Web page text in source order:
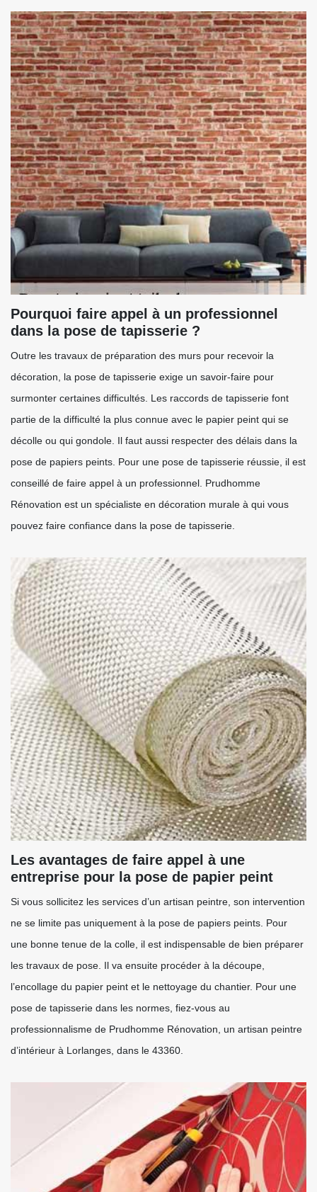
Pourquoi faire appel à un professionnel
dans la pose de tapisserie ?
Outre les travaux de préparation des murs pour recevoir la
décoration, la pose de tapisserie exige un savoir-faire pour
surmonter certaines difficultés. Les raccords de tapisserie font
partie de la difficulté la plus connue avec le papier peint qui se
décolle ou qui gondole. Il faut aussi respecter des délais dans la
pose de papiers peints. Pour une pose de tapisserie réussie, il est
conseillé de faire appel à un professionnel. Prudhomme
Rénovation est un spécialiste en décoration murale à qui vous
pouvez faire confiance dans la pose de tapisserie.
Les avantages de faire appel à une
entreprise pour la pose de papier peint
Si vous sollicitez les services d’un artisan peintre, son intervention
ne se limite pas uniquement à la pose de papiers peints. Pour
une bonne tenue de la colle, il est indispensable de bien préparer
les travaux de pose. Il va ensuite procéder à la découpe,
l’encollage du papier peint et le nettoyage du chantier. Pour une
pose de tapisserie dans les normes, fiez-vous au
professionnalisme de Prudhomme Rénovation, un artisan peintre
d’intérieur à Lorlanges, dans le 43360.